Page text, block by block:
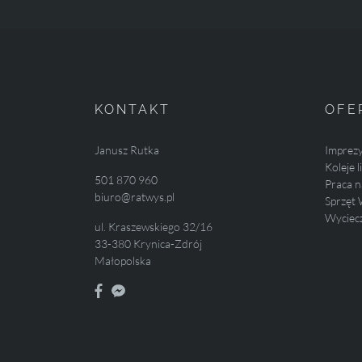
KONTAKT
Janusz Rutka
501 870 960
biuro@ratwys.pl
ul. Kraszewskiego 32/16
33-380 Krynica-Zdrój
Małopolska
Koleje
Praca
Sprzęt